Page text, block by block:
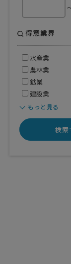
得意業界
水産業
農林業
鉱業
建設業
もっと見る
検索